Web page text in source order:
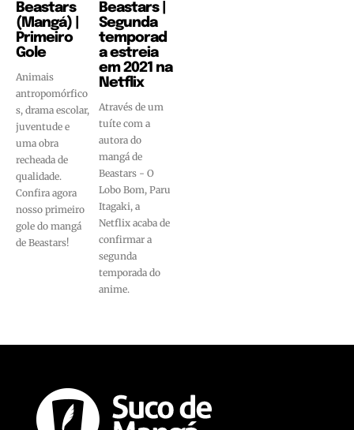
Beastars
(Mangá) |
Primeiro
Gole
Animais
antropomórfico
s, drama escolar,
juventude e
uma obra
recheada de
qualidade.
Confira agora
nosso primeiro
gole do mangá
de Beastars!
Beastars |
Segunda
temporad
a estreia
em 2021 na
Netflix
Através de um
tuíte com a
autora do
mangá de
Beastars - O
Lobo Bom, Paru
Itagaki, a
Netflix acaba de
confirmar a
segunda
temporada do
anime.